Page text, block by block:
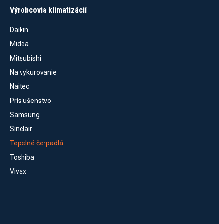
Výrobcovia klimatizácií
Daikin
Midea
Mitsubishi
Na vykurovanie
Naitec
Príslušenstvo
Samsung
Sinclair
Tepelné čerpadlá
Toshiba
Vivax